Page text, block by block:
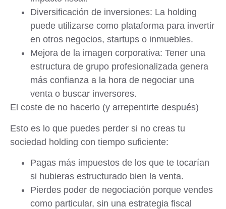
Diversificación de inversiones: La holding
puede utilizarse como plataforma para invertir
en otros negocios, startups o inmuebles.
Mejora de la imagen corporativa: Tener una
estructura de grupo profesionalizada genera
más confianza a la hora de negociar una
venta o buscar inversores.
El coste de no hacerlo (y arrepentirte después)
Esto es lo que puedes perder si no creas tu
sociedad holding con tiempo suficiente:
Pagas más impuestos de los que te tocarían
si hubieras estructurado bien la venta.
Pierdes poder de negociación porque vendes
como particular, sin una estrategia fiscal